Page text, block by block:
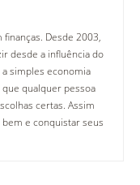
Desde 2003,
desde a influência do
simples economia
qualquer pessoa
certas. Assim
e conquistar seus